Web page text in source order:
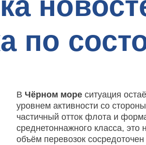
по
В Чёрном море ситуация
уровнем активности со
частичный отток флота и
среднетоннажного класса, это
объём перевозок